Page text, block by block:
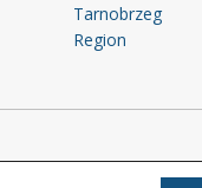
Tarnobrzeg
Region